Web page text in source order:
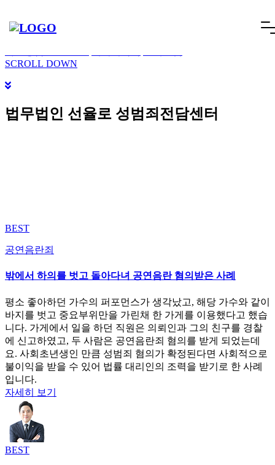
오늘 그만 볼래요
메
건
뛰
SCROLL DOWN
법무법인 선율로 성범죄전담센터
BEST
공연음란죄
밖에서 하의를 벗고 돌아다녀 공연음란 혐의받은 사례
평소 좋아하던 가수의 퍼포먼스가 생각났고, 해당 가수와 같이
바지를 벗고 중요부위만을 가린채 한 가게를 이용했다고 했습
니다. 가게에서 일을 하던 직원은 의뢰인과 그의 친구를 경찰
에 신고하였고, 두 사람은 공연음란죄 혐의를 받게 되었는데
요. 사회초년생인 만큼 성범죄 혐의가 확정된다면 사회적으로
불이익을 받을 수 있어 법률 대리인의 조력을 받기로 한 사례
입니다.
자세히 보기
BEST